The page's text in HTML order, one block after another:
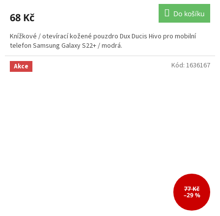
68 Kč Do košíku
Knížkové / otevírací kožené pouzdro Dux Ducis Hivo pro mobilní
telefon Samsung Galaxy S22+ / modrá.
Akce
77 Kč
–29 %
Kód: 1636167